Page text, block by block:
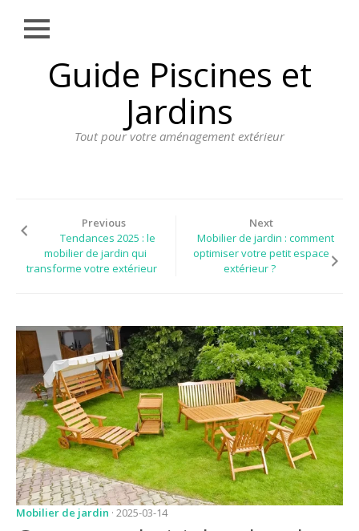
Guide Piscines et
Jardins
Tout pour votre aménagement extérieur
Close
AMÉNAGEMENT
EXTÉRIEUR
PLANTATIONS
REVÊTEMENT
DOSSIER
JARDIN
CONSEILS ET
ASTUCES
GUIDES
JARDIN
ENTRETIEN
Previous
Tendances 2025 : le
mobilier de jardin qui
transforme votre extérieur
Next
Mobilier de jardin : comment
optimiser votre petit espace
extérieur ?
Mobilier de jardin · 2025-03-14